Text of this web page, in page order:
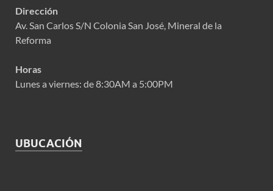
Dirección
Av. San Carlos S/N Colonia San José, Mineral de la
Reforma
Horas
Lunes a viernes: de 8:30AM a 5:00PM
UBUCACIÓN